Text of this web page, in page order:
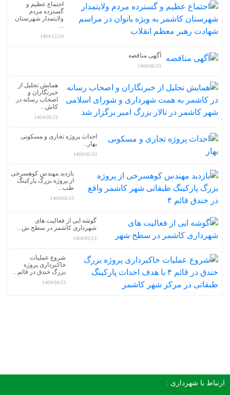
اجتماع عظیم و
گسترده مردم
ولایتمدار شهرستان
...
1404/12/24
آگهی مناقصه
1404/06/19
همایش تجلیل از
خبرنگاران و
اصحاب رسانه در
کاش...
1404/05/21
احداث پروژه تجاری و مسکونی
بهار...
1404/05/13
بازدید مهندس کوهسرخی
از پروژه بزرگ پارکینگ
طب...
1404/05/13
گوشه ایی از فعالیت های
شهرداری کاشمر در سطح ش...
1404/05/13
شروع عملیات
خاکبرداری پروژه
بزرگ خندق در قائم...
1404/04/23
ارتباط با شهرداری :